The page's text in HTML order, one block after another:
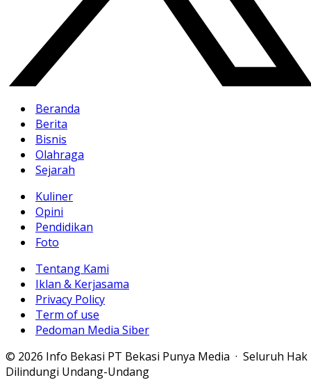
Beranda
Berita
Bisnis
Olahraga
Sejarah
Kuliner
Opini
Pendidikan
Foto
Tentang Kami
Iklan & Kerjasama
Privacy Policy
Term of use
Pedoman Media Siber
© 2026 Info Bekasi PT Bekasi Punya Media · Seluruh Hak
Dilindungi Undang-Undang